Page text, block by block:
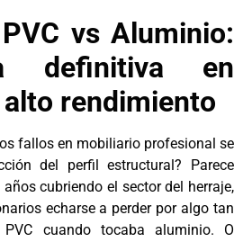
vs Aluminio:
definitiva en
rendimiento
fallos en mobiliario profesional se
del perfil estructural? Parece
cubriendo el sector del herraje,
echarse a perder por algo tan
cuando tocaba aluminio. O